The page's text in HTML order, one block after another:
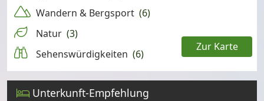
Wandern & Bergsport (6)
Natur (3)
Sehenswürdigkeiten (6)
Zur Karte
Unterkunft-Empfehlung